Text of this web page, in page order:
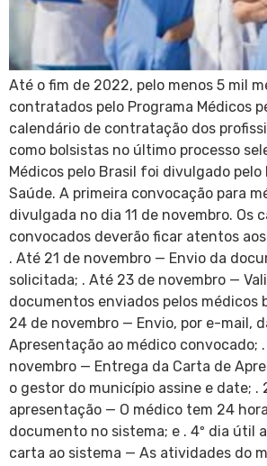
Até o fim de 2022, pelo menos 5 mil
contratados pelo Programa Médicos
calendário de contratação dos
como bolsistas no último processo
Médicos pelo Brasil foi divulgado pelo
Saúde. A primeira convocação para
divulgada no dia 11 de novembro. Os
convocados deverão ficar atentos
. Até 21 de novembro — Envio da
solicitada; . Até 23 de novembro —
documentos enviados pelos médicos
24 de novembro — Envio, por e-mail,
Apresentação ao médico convocado;
novembro — Entrega da Carta de
o gestor do município assine e date; .
apresentação — O médico tem 24
documento no sistema; e . 4º dia útil
carta ao sistema — As atividades do